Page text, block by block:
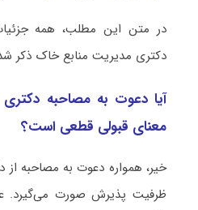
در متن این مطلب، همه
دکتری مدیریت منابع خاک ذکر
آیا دعوت به مصاحبه
معنای قبولی قطعی است؟
خیر، همواره دعوت به مصاحبه از
ظرفیت پذیرش صورت می‌گیرد.